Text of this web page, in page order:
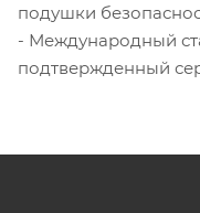
подушки
- Международный
подтвержденный